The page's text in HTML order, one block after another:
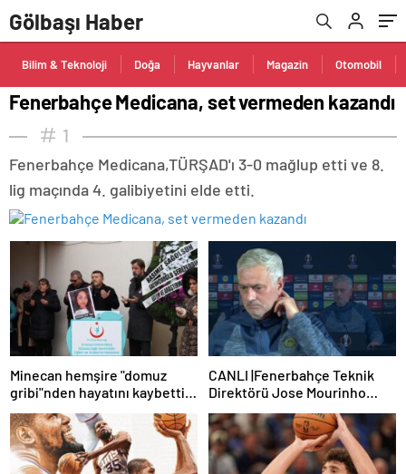
Gölbaşı Haber
Bilim & Teknoloji Doğa Hayvanlar Magazin Otomobil
Fenerbahçe Medicana, set vermeden kazandı
1
Fenerbahçe Medicana,TÜRŞAD'ı 3-0 mağlup etti ve 8.
lig maçında 4. galibiyetini elde etti.
Minecan hemşire "domuz
gribi"nden hayatını kaybetti –
Haberler | Sağlık Haberleri
CANLI |Fenerbahçe Teknik
Direktörü Jose Mourinho
basın toplantısı düzenliyor